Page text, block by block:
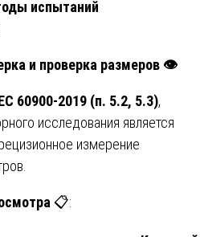
испытаний
и проверка размеров 👁
60900-2019 (п. 5.2, 5.3),
исследования является
измерение
📋: